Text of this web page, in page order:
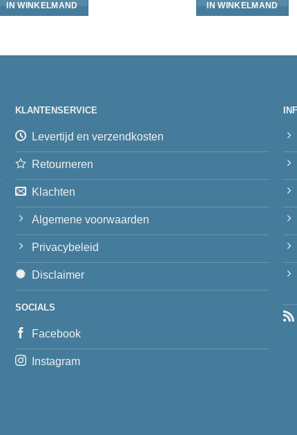
IN WINKELMAND IN WINKELMAND
KLANTENSERVICE
Levertijd en verzendkosten
Retourneren
Klachten
Algemene voorwaarden
Privacybeleid
Disclaimer
SOCIALS
Facebook
Instagram